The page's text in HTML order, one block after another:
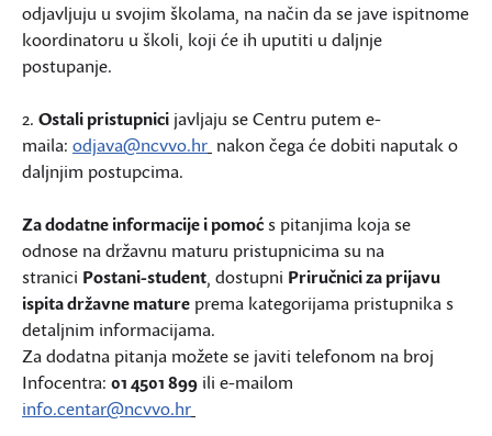
odjavljuju u svojim školama, na način da se jave ispitnome
koordinatoru u školi, koji će ih uputiti u daljnje
postupanje.
2. Ostali pristupnici javljaju se Centru putem e-
maila: odjava@ncvvo.hr nakon čega će dobiti naputak o
daljnjim postupcima.
Za dodatne informacije i pomoćs pitanjima koja se
odnose na državnu maturu pristupnicima su na
stranici Postani-student, dostupni Priručnici za prijavu
ispita državne mature prema kategorijama pristupnika s
detaljnim informacijama.
Za dodatna pitanja možete se javiti telefonom na broj
Infocentra: 01 4501 899 ili e-mailom
info.centar@ncvvo.hr